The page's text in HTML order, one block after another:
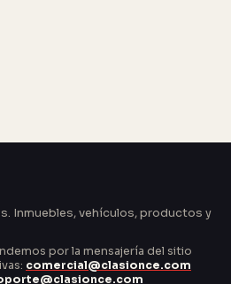
Inmuebles, vehículos, productos y
por la mensajería del sitio
comercial@clasionce.com